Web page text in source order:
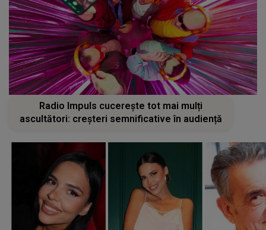
Radio Impuls cucerește tot mai mulți
ascultători: creșteri semnificative în audiență